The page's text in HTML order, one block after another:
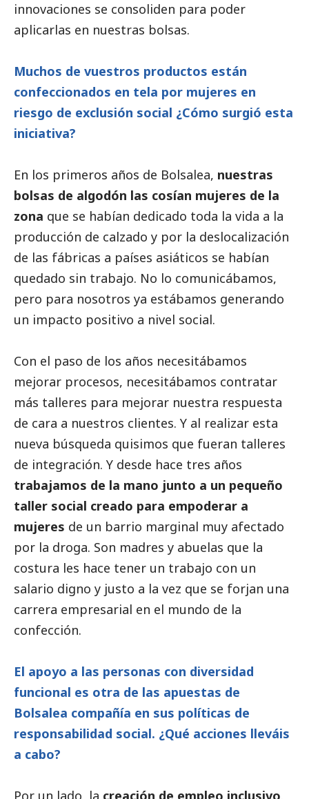
innovaciones se consoliden para poder
aplicarlas en nuestras bolsas.
Muchos de vuestros productos están
confeccionados en tela por mujeres en
riesgo de exclusión social ¿Cómo surgió esta
iniciativa?
En los primeros años de Bolsalea, nuestras
bolsas de algodón las cosían mujeres de la
zona que se habían dedicado toda la vida a la
producción de calzado y por la deslocalización
de las fábricas a países asiáticos se habían
quedado sin trabajo. No lo comunicábamos,
pero para nosotros ya estábamos generando
un impacto positivo a nivel social.
Con el paso de los años necesitábamos
mejorar procesos, necesitábamos contratar
más talleres para mejorar nuestra respuesta
de cara a nuestros clientes. Y al realizar esta
nueva búsqueda quisimos que fueran talleres
de integración. Y desde hace tres años
trabajamos de la mano junto a un pequeño
taller social creado para empoderar a
mujeres de un barrio marginal muy afectado
por la droga. Son madres y abuelas que la
costura les hace tener un trabajo con un
salario digno y justo a la vez que se forjan una
carrera empresarial en el mundo de la
confección.
El apoyo a las personas con diversidad
funcional es otra de las apuestas de
Bolsalea compañía en sus políticas de
responsabilidad social. ¿Qué acciones lleváis
a cabo?